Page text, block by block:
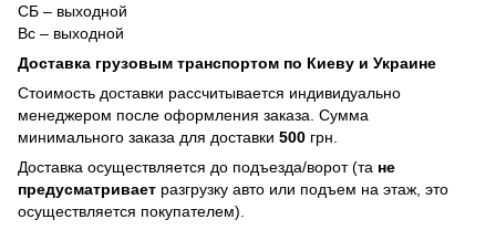
СБ – выходной
Вс – выходной
Доставка грузовым транспортом по Киеву и Украине
Стоимость доставки рассчитывается индивидуально
менеджером после оформления заказа. Сумма
минимального заказа для доставки 500 грн.
Доставка осуществляется до подъезда/ворот (та не
предусматривает разгрузку авто или подъем на этаж, это
осуществляется покупателем).